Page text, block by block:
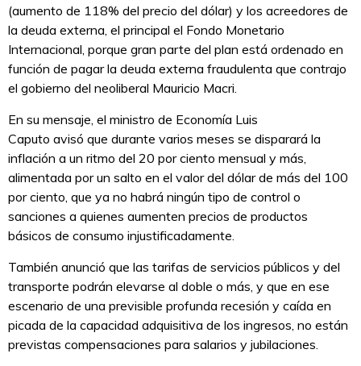
(aumento de 118% del precio del dólar) y los acreedores de
la deuda externa, el principal el Fondo Monetario
Internacional, porque gran parte del plan está ordenado en
función de pagar la deuda externa fraudulenta que contrajo
el gobierno del neoliberal Mauricio Macri.
En su mensaje, el ministro de Economía Luis
Caputo avisó que durante varios meses se disparará la
inflación a un ritmo del 20 por ciento mensual y más,
alimentada por un salto en el valor del dólar de más del 100
por ciento, que ya no habrá ningún tipo de control o
sanciones a quienes aumenten precios de productos
básicos de consumo injustificadamente.
También anunció que las tarifas de servicios públicos y del
transporte podrán elevarse al doble o más, y que en ese
escenario de una previsible profunda recesión y caída en
picada de la capacidad adquisitiva de los ingresos, no están
previstas compensaciones para salarios y jubilaciones.